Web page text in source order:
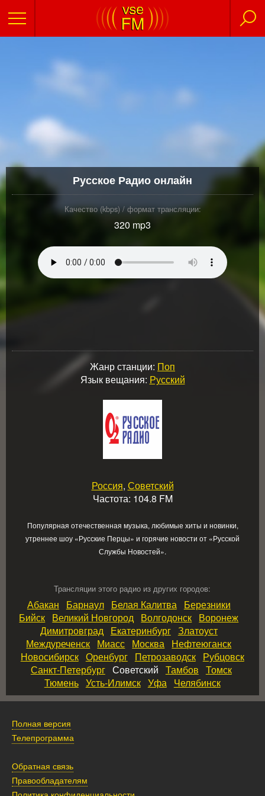
Русское Радио онлайн
Качество (kbps) / формат трансляции:
320 mp3
Жанр станции: Поп
Язык вещания: Русский
Россия, Советский
Частота: 104.8 FM
Популярная отечественная музыка, любимые хиты и новинки,
утреннее шоу «Русские Перцы» и горячие новости от «Русской
Службы Новостей».
Трансляции этого радио из других городов:
Абакан Барнаул Белая Калитва Березники
Бийск Великий Новгород Волгодонск Воронеж
Димитровград Екатеринбург Златоуст
Междуреченск Миасс Москва Нефтеюганск
Новосибирск Оренбург Петрозаводск Рубцовск
Санкт‑ПетербургСоветский Тамбов Томск
Тюмень Усть‑Илимск Уфа Челябинск
Полная версия
Телепрограмма
Обратная связь
Правообладателям